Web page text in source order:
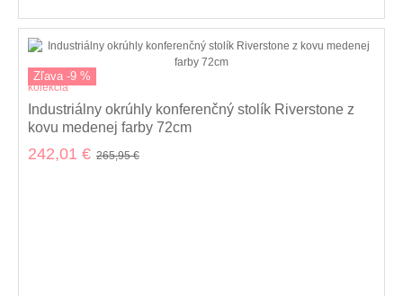
Zľava -9 %
kolekcia
Industriálny okrúhly konferenčný stolík Riverstone z
kovu medenej farby 72cm
242,01 € 265,95 €